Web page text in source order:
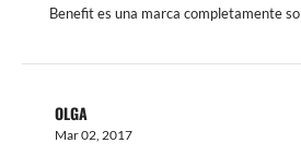
Benefit es una marca completamente
OLGA
Mar 02, 2017